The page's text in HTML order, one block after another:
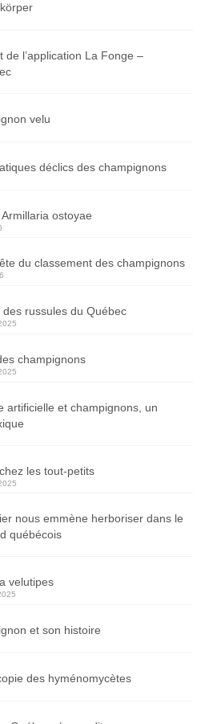
de l’application La Fonge –
velu
déclics des champignons
ostoyae
du classement des champignons
des russules du Québec
champignons
artificielle et champignons, un
les tout-petits
nous emmène herboriser dans le
québécois
velutipes
et son histoire
des hyménomycètes